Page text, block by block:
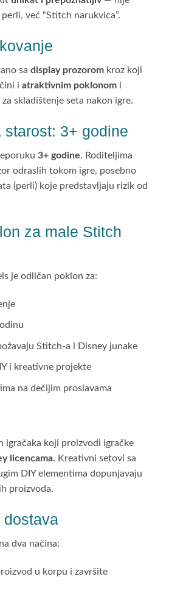
već “Stitch narukvica”.
sadisplay prozorom kroz koji
čini iatraktivnim poklonom i
skladištenje seta nakon igre.
starost: 3+ godine
3+ godine. Roditeljima
odraslih tokom igre, posebno
(perli) koje predstavljaju rizik od
za male Stitch
je odličan poklon za:
Stitch-a i Disney junake
i kreativne projekte
na dečijim proslavama
igračaka koji proizvodi igračke
licencama. Kreativni setovi sa
DIY elementima dopunjavaju
proizvoda.
dostava
dva načina:
u korpu i završite